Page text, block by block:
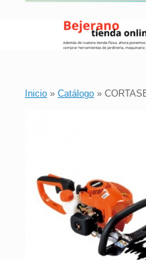
Inicio » Catálogo »